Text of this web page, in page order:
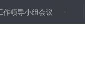
领导小组会议 台湾